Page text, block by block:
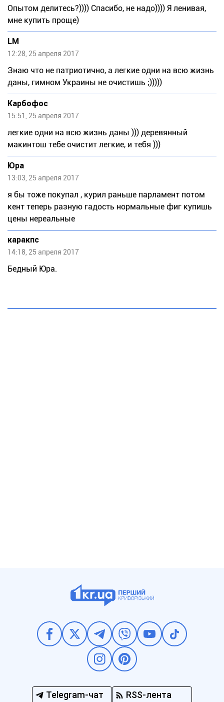
Опытом делитесь?)))) Спасибо, не надо)))) Я ленивая,
мне купить проще)
LM
12:28, 25 апреля 2017
Знаю что не патриотично, а легкие одни на всю жизнь
даны, гимном Украины не очистишь ;)))))
Карбофос
15:51, 25 апреля 2017
легкие одни на всю жизнь даны ))) деревянный
макинтош тебе очистит легкие, и тебя )))
Юра
13:03, 25 апреля 2017
я бы тоже покупал , курил раньше парламент потом
кент теперь разную гадость нормальные фиг купишь
цены нереальные
каракпс
14:18, 25 апреля 2017
Бедный Юра.
Telegram-чат RSS-лента